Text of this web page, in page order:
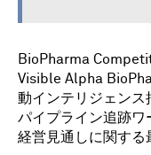
BioPharma
Visible Alpha
動インテリジェンス
パイプライン追跡ワ
経営見通しに関する